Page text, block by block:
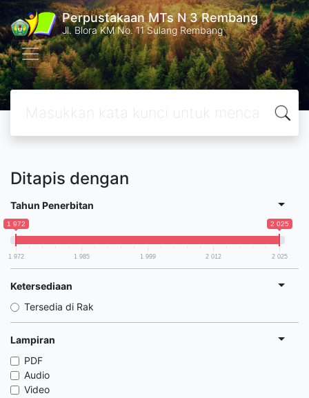
Perpustakaan MTs N 3 Rembang
Jl. Blora KM No. 11 Sulang Rembang
Ditapis dengan
Tahun Penerbitan
1 972 2 025
1 972 1 985 1 999 2 012 2 025
Ketersediaan
Tersedia di Rak
Lampiran
PDF
Audio
Video